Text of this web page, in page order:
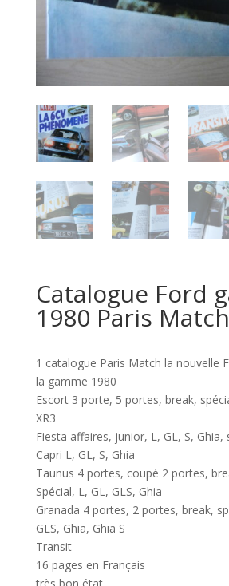
Catalogue Ford
1980 Paris Match
1 catalogue Paris Match la nouvelle
la gamme 1980
Escort 3 porte, 5 portes, break,
XR3
Fiesta affaires, junior, L, GL, S, Ghia,
Capri L, GL, S, Ghia
Taunus 4 portes, coupé 2 portes,
Spécial, L, GL, GLS, Ghia
Granada 4 portes, 2 portes, break,
GLS, Ghia, Ghia S
Transit
16 pages en Français